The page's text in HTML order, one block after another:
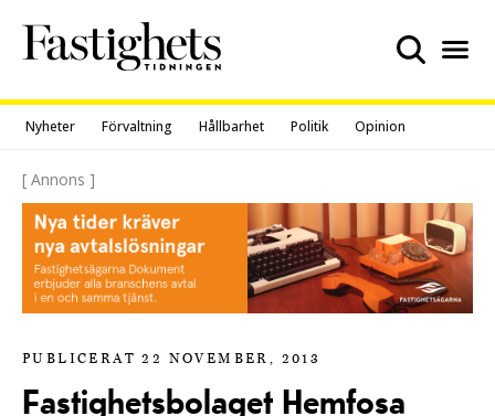
content
Nyheter Förvaltning Hållbarhet Politik Opinion
[ Annons ]
PUBLICERAT 22 NOVEMBER, 2013
Fastighetsbolaget Hemfosa